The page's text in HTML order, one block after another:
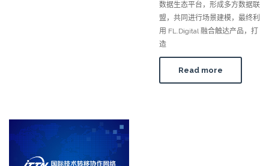
数据生态平台，形成多方数据联
盟，共同进行场景建模，最终利
用 FL.Digital 融合触达产品，打
造
Read more